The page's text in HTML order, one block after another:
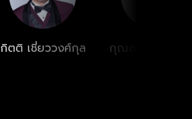
กิตติ เชี่ยววงศ์กุล
กุณณัฏฐ์ กุลปรียา